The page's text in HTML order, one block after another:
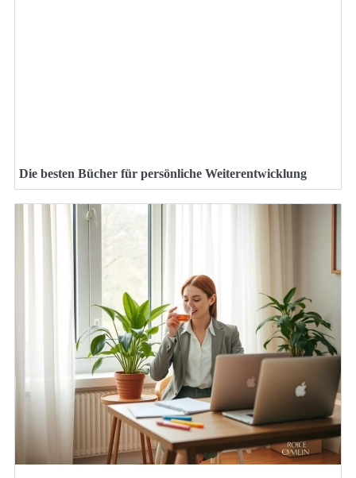
Die besten Bücher für persönliche Weiterentwicklung